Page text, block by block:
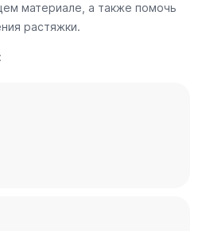
материале, а также помочь
растяжки.